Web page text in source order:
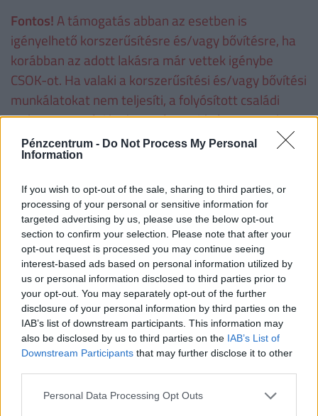
Pénzcentrum - Do Not Process My Personal
Information
If you wish to opt-out of the sale, sharing to third parties, or
processing of your personal or sensitive information for
targeted advertising by us, please use the below opt-out
section to confirm your selection. Please note that after your
opt-out request is processed you may continue seeing
interest-based ads based on personal information utilized by
us or personal information disclosed to third parties prior to
your opt-out. You may separately opt-out of the further
disclosure of your personal information by third parties on the
IAB’s list of downstream participants. This information may
also be disclosed by us to third parties on the IAB’s List of
Downstream Participants that may further disclose it to other
Personal Data Processing Opt Outs
Fontos! A támogatás abban az esetben is
igényelhető korszerűsítésre és/vagy bővítésre, ha
korábban az adott lakásra már vettek igénybe
CSOK-ot. Ha valaki a korszerűsítési és/vagy bővítési
munkálatokat nem teljesíti, a folyósított családi
otthonteremtési kedvezményt - ideértve annak a
lakás vásárlására számított összegét is − a
folyósítás napjától számított, Ptk. szerinti
Családtámogatások 2019. július 1-től(millió
forint, vastag betűvel az újdonságok)
1
gyermek
2
gyermek
3
gyermek
VISSZA NEM TÉRÍTENDŐ TÁMOGATÁS
CSOK új építésű
ingatlanra*, vagy
0,6 2,6 10